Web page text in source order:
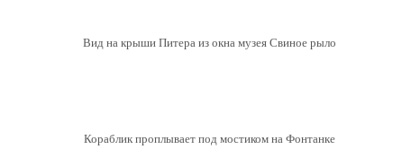
Вид на крыши Питера из окна музея Свиное рыло
Кораблик проплывает под мостиком на Фонтанке